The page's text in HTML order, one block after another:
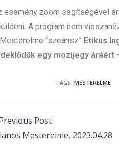
esemény zoom segítségével
A program nem
“szeánsz” Etikus
egy mozijegy áráért
TAGS: MESTERELME
Post
Mesterelme, 2023.04.28